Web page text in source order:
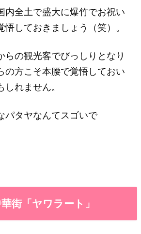
内全土で盛大に爆竹でお祝い
悟しておきましょう（笑）。
らの観光客でびっしりとなり
の方こそ本腰で覚悟しておい
れません。
パタヤなんてスゴいで
街「ヤワラート」